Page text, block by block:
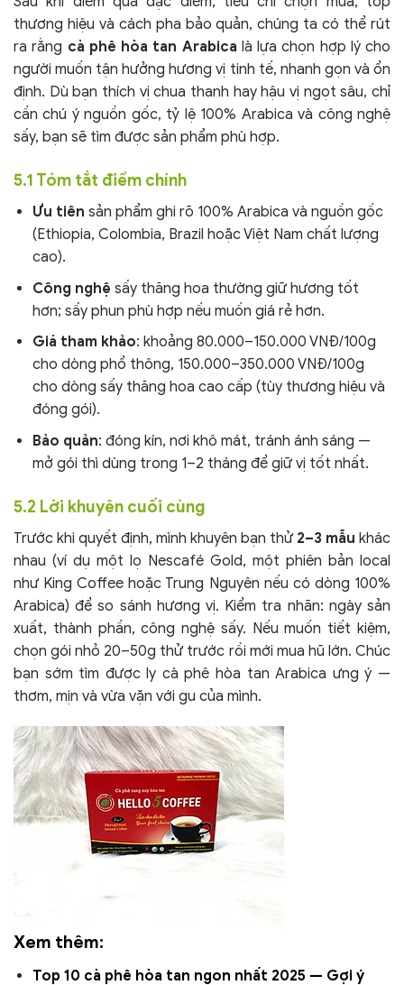
thương hiệu và cách pha bảo quản, chúng ta có thể rút
ra rằng cà phê hòa tan Arabica là lựa chọn hợp lý cho
người muốn tận hưởng hương vị tinh tế, nhanh gọn và ổn
định. Dù bạn thích vị chua thanh hay hậu vị ngọt sâu, chỉ
cần chú ý nguồn gốc, tỷ lệ 100% Arabica và công nghệ
sấy, bạn sẽ tìm được sản phẩm phù hợp.
5.1 Tóm tắt điểm chính
Ưu tiên sản phẩm ghi rõ 100% Arabica và nguồn gốc
(Ethiopia, Colombia, Brazil hoặc Việt Nam chất lượng
cao).
Công nghệ sấy thăng hoa thường giữ hương tốt
hơn; sấy phun phù hợp nếu muốn giá rẻ hơn.
Giá tham khảo: khoảng 80.000–150.000 VNĐ/100g
cho dòng phổ thông, 150.000–350.000 VNĐ/100g
cho dòng sấy thăng hoa cao cấp (tùy thương hiệu và
đóng gói).
Bảo quản: đóng kín, nơi khô mát, tránh ánh sáng —
mở gói thì dùng trong 1–2 tháng để giữ vị tốt nhất.
5.2 Lời khuyên cuối cùng
Trước khi quyết định, mình khuyên bạn thử 2–3 mẫu khác
nhau (ví dụ một lọ Nescafé Gold, một phiên bản local
như King Coffee hoặc Trung Nguyên nếu có dòng 100%
Arabica) để so sánh hương vị. Kiểm tra nhãn: ngày sản
xuất, thành phần, công nghệ sấy. Nếu muốn tiết kiệm,
chọn gói nhỏ 20–50g thử trước rồi mới mua hũ lớn. Chúc
bạn sớm tìm được ly cà phê hòa tan Arabica ưng ý —
thơm, mịn và vừa vặn với gu của mình.
Xem thêm:
Top 10 cà phê hòa tan ngon nhất 2025 — Gợi ý